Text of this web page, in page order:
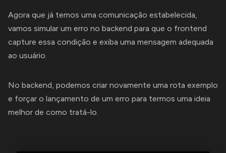
Agora que já temos uma comunicação estabelecida,
vamos simular um erro no backend para que o frontend
capture essa condição e exiba uma mensagem adequada
ao usuário.
No backend, podemos criar novamente uma rota exemplo
e forçar o lançamento de um erro para termos uma ideia
melhor de como tratá-lo.